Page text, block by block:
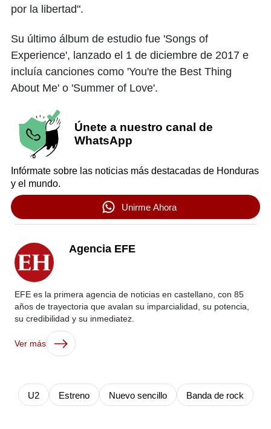
por la libertad".
Su último álbum de estudio fue 'Songs of
Experience', lanzado el 1 de diciembre de 2017 e
incluía canciones como 'You're the Best Thing
About Me' o 'Summer of Love'.
Únete a nuestro canal de
WhatsApp
Infórmate sobre las noticias más destacadas de Honduras
y el mundo.
Unirme Ahora
Agencia EFE
EFE es la primera agencia de noticias en castellano, con 85
años de trayectoria que avalan su imparcialidad, su potencia,
su credibilidad y su inmediatez.
Ver más
U2 Estreno Nuevo sencillo Banda de rock